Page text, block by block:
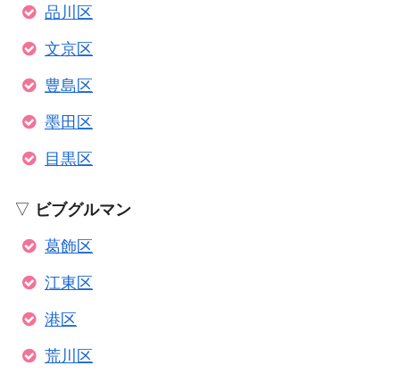
品川区
文京区
豊島区
墨田区
目黒区
▽ ビブグルマン
葛飾区
江東区
港区
荒川区